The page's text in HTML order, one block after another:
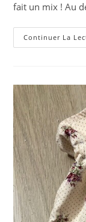
fait un mix ! Au
Continuer La